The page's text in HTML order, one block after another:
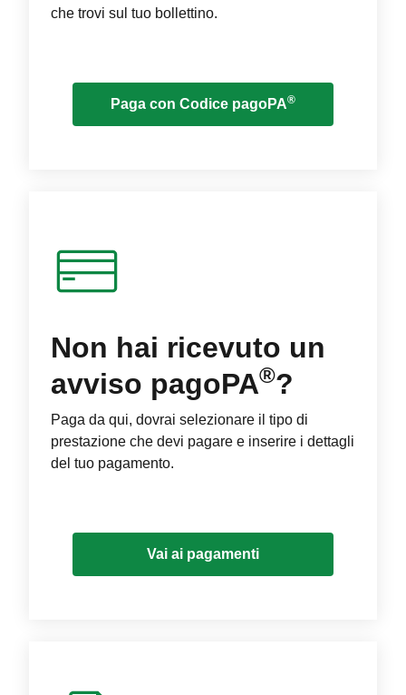
che trovi sul tuo bollettino.
Paga con Codice pagoPA®
Non hai ricevuto un
avviso pagoPA®?
Paga da qui, dovrai selezionare il tipo di
prestazione che devi pagare e inserire i dettagli
del tuo pagamento.
Vai ai pagamenti